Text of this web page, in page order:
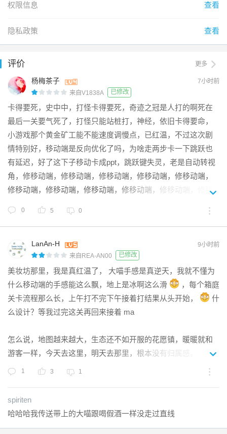
自定义专属滤镜和拍照风格，用照片定格每一个跨越时间的故
遇！
权限信息 查看
隐私政策 查看
评价 更多
杨梅茶子
7小时前
来自V1838A
已修改
卡得要死，史中中，打怪卡得要死，奇迹之冠是人打的啊死在
最后一关要气死了，打怪只能站桩打，神经，依旧卡得要命，
小游戏那个黄金矿工能不能速度调慢点，已红温，不过这次剧
情特别好，移动端是反向优化了吗，为啥走两步卡一下跳跃也
有延迟，好了这下子移动卡成ppt，跳跃键失灵，老是自动转视
角，修移动端，修移动端，修移动端，修移动端，修移动端，
修移动端，修移动端，修移动端，修移动端，修移动端，修移
端，修移动端，修移动端，修移动端，修移动端，修移动端，
把我那个视角卡死了
0 5 0
LanAn-H
9小时前
来自REA-AN00
已修改
美妆坊那里，我是真红温了， 大喵手感是真逆天，我就不懂为
什么移动端的手感能这么飘，地上是冰啊这么滑
，每个箱庭
关卡流程那么长，上午打不完下午接着打结果从头开始，
什
么设计？等我过完这关再回来接着 ma
怎么说，地图越来越大，生态还不如开服的花愿镇，暖暖就和
游客一样，今天去这里，明天去那里，根本没有归属感。
1 3 1
spiriten
哈哈哈我传送带上的大喵跟喝假酒一样没走过直线